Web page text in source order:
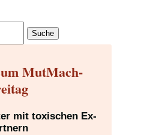
MutMach-
mit toxischen Ex-